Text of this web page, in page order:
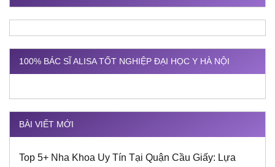
100% BÁC SĨ ALISA TỐT NGHIỆP ĐẠI HỌC Y HÀ NỘI
BÀI VIẾT MỚI
Top 5+ Nha Khoa Uy Tín Tại Quận Cầu Giấy: Lựa